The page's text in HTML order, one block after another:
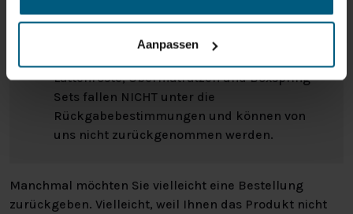
Aanpassen
Lattenroste, Obermatratzen und Boxspring-
Sets fallen NICHT unter die
Rückgabebestimmungen und können von
uns nicht zurückgenommen werden.
Manchmal möchten Sie vielleicht eine Bestellung
zurückgeben. Vielleicht, weil Ihnen das Produkt nicht